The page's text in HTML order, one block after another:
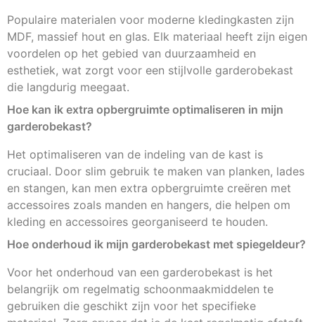
Populaire materialen voor moderne kledingkasten zijn
MDF, massief hout en glas. Elk materiaal heeft zijn eigen
voordelen op het gebied van duurzaamheid en
esthetiek, wat zorgt voor een stijlvolle garderobekast
die langdurig meegaat.
Hoe kan ik extra opbergruimte optimaliseren in mijn
garderobekast?
Het optimaliseren van de indeling van de kast is
cruciaal. Door slim gebruik te maken van planken, lades
en stangen, kan men extra opbergruimte creëren met
accessoires zoals manden en hangers, die helpen om
kleding en accessoires georganiseerd te houden.
Hoe onderhoud ik mijn garderobekast met spiegeldeur?
Voor het onderhoud van een garderobekast is het
belangrijk om regelmatig schoonmaakmiddelen te
gebruiken die geschikt zijn voor het specifieke